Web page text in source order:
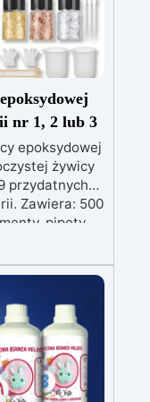
nr 1, 2 lub 3
epoksydowej
żywicy
przydatnych
Zawiera: 500
pipety,
epoksydowej
żywicy
przydatnych
Zawiera: 500
suszone
breloczki,
100